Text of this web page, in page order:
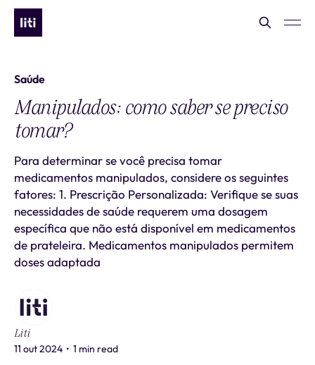
Saúde
Manipulados: como saber se preciso
tomar?
Para determinar se você precisa tomar
medicamentos manipulados, considere os seguintes
fatores: 1. Prescrição Personalizada: Verifique se suas
necessidades de saúde requerem uma dosagem
específica que não está disponível em medicamentos
de prateleira. Medicamentos manipulados permitem
doses adaptada
Liti
11 out 2024 • 1 min read